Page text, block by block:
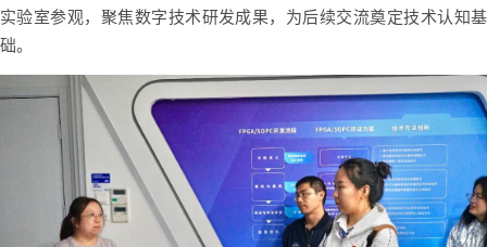
实验室参观，聚焦数字技术研发成果，为后续交流奠定技术认知基
础。